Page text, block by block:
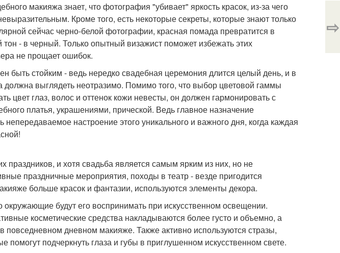
макияжа знает, что фотография "убивает" яркость красок, из-за чего
Кроме того, есть некоторые секреты, которые знают только
сейчас черно-белой фотографии, красная помада превратится в
- в черный. Только опытный визажист поможет избежать этих
не прощает ошибок.
быть стойким - ведь нередко свадебная церемония длится целый день, и в
должна выглядеть неотразимо. Помимо того, что выбор цветовой гаммы
цвет глаз, волос и оттенок кожи невесты, он должен гармонировать с
платья, украшениями, прической. Ведь главное назначение
настроение этого уникального и важного дня, когда каждая
праздников, и хотя свадьба является самым ярким из них, но не
праздничные мероприятия, походы в театр - везде пригодится
больше красок и фантазии, используются элементы декора.
окружающие будут его воспринимать при искусственном освещении.
косметические средства накладываются более густо и объемно, а
дневном макияже. Также активно используются стразы,
подчеркнуть глаза и губы в приглушенном искусственном свете.
⇨